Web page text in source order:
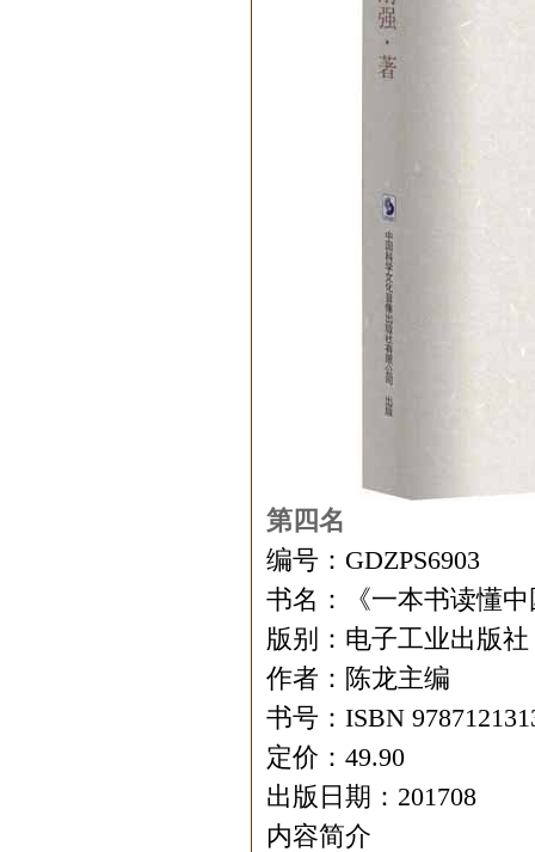
第四名
编号：GDZPS6903
书名：《一本书读懂
版别：电子工业出版社
作者：陈龙主编
书号：ISBN
定价：49.90
出版日期：201708
内容简介